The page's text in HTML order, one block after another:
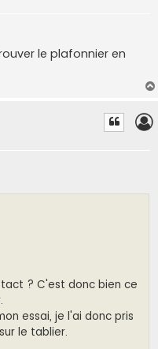
le plafonnier en
? C'est donc bien ce
essai, je l'ai donc pris
le tablier.